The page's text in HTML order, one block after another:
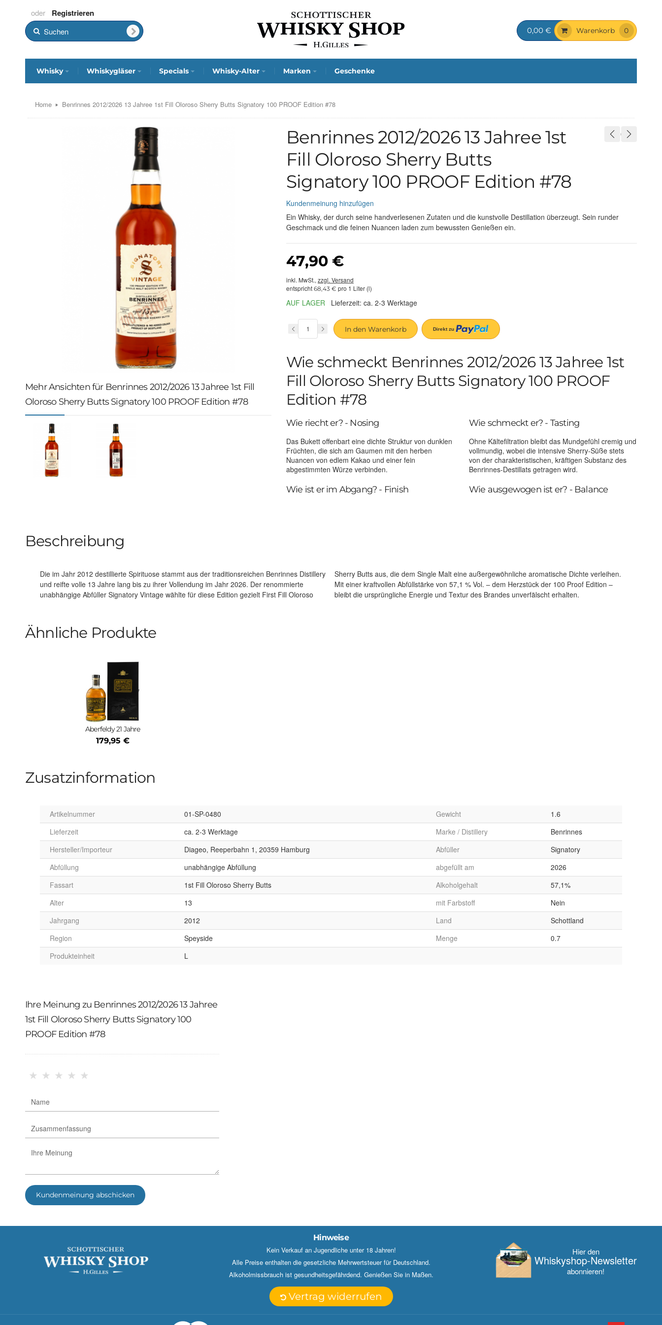
Registrieren
0,00 € Warenkorb 0
Whisky Whiskygläser Specials Whisky-Alter Marken Geschenke
Home Benrinnes 2012/2026 13 Jahree 1st Fill Oloroso Sherry Butts Signatory 100 PROOF Edition #78
Mehr Ansichten für Benrinnes 2012/2026 13 Jahree 1st Fill
Oloroso Sherry Butts Signatory 100 PROOF Edition #78
Benrinnes 2012/2026 13 Jahree 1st
Fill Oloroso Sherry Butts
Signatory 100 PROOF Edition #78
Kundenmeinung hinzufügen
Ein Whisky, der durch seine handverlesenen Zutaten und die kunstvolle Destillation überzeugt. Sein runder
Geschmack und die feinen Nuancen laden zum bewussten Genießen ein.
47,90 €
inkl. MwSt., zzgl. Versand
entspricht 68,43 € pro 1 Liter (l)
AUF LAGER Lieferzeit: ca. 2-3 Werktage
In den Warenkorb
Wie schmeckt Benrinnes 2012/2026 13 Jahree 1st
Fill Oloroso Sherry Butts Signatory 100 PROOF
Edition #78
Wie riecht er? - Nosing
Das Bukett offenbart eine dichte Struktur von dunklen
Früchten, die sich am Gaumen mit den herben
Nuancen von edlem Kakao und einer fein
abgestimmten Würze verbinden.
Wie schmeckt er? - Tasting
Ohne Kältefiltration bleibt das Mundgefühl cremig und
vollmundig, wobei die intensive Sherry-Süße stets
von der charakteristischen, kräftigen Substanz des
Benrinnes-Destillats getragen wird.
Wie ist er im Abgang? - Finish Wie ausgewogen ist er? - Balance
Beschreibung
Die im Jahr 2012 destillierte Spirituose stammt aus der traditionsreichen Benrinnes Distillery
und reifte volle 13 Jahre lang bis zu ihrer Vollendung im Jahr 2026. Der renommierte
unabhängige Abfüller Signatory Vintage wählte für diese Edition gezielt First Fill Oloroso
Sherry Butts aus, die dem Single Malt eine außergewöhnliche aromatische Dichte verleihen.
Mit einer kraftvollen Abfüllstärke von 57,1 % Vol. – dem Herzstück der 100 Proof Edition –
bleibt die ursprüngliche Energie und Textur des Brandes unverfälscht erhalten.
Ähnliche Produkte
Aberfeldy 21 Jahre
179,95 €
Zusatzinformation
Artikelnummer 01-SP-0480 Gewicht
1.6
Lieferzeit
ca. 2-3 Werktage Marke / Distillery
Benrinnes
Hersteller/Importeur
Diageo, Reeperbahn 1, 20359 Hamburg Abfüller
Signatory
Abfüllung
unabhängige Abfüllung abgefüllt am
2026
Fassart
1st Fill Oloroso Sherry Butts Alkoholgehalt
57,1%
Alter
13 mit Farbstoff
Nein
Jahrgang
2012 Land
Schottland
Region
Speyside Menge
0.7
Produkteinheit
L
Ihre Meinung zu Benrinnes 2012/2026 13 Jahree
1st Fill Oloroso Sherry Butts Signatory 100
PROOF Edition #78
★ ★ ★ ★ ★
Kundenmeinung abschicken
Hinweise
Kein Verkauf an Jugendliche unter 18 Jahren!
Alle Preise enthalten die gesetzliche Mehrwertsteuer für Deutschland.
Alkoholmissbrauch ist gesundheitsgefährdend. Genießen Sie in Maßen.
Hier den
Whisky­shop-Newsletter
abonnieren!
Vertrag widerrufen